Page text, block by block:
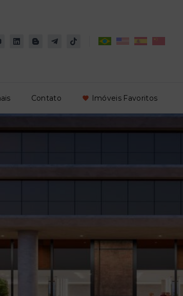
Contato Imóveis Favoritos